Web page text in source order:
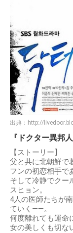
出典： http://
『ドクター異邦人
【ストーリー】
父と共に北朝鮮で
フンの初恋相手で
そして冷静でクー
スヒョン。
4人の医師たちが
ていく――。
何度離れても運命
女の美しくも切な